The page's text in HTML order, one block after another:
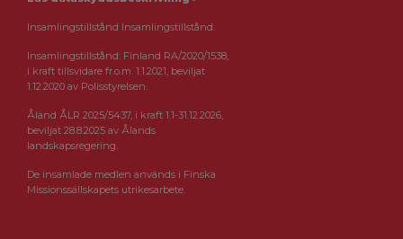
Insamlingstillstånd Insamlingstillstånd:
Insamlingstillstånd: Finland RA/2020/1538,
i kraft tillsvidare fr.o.m. 1.1.2021, beviljat
1.12.2020 av Polisstyrelsen.
Åland ÅLR 2025/5437, i kraft 1.1-31.12.2026,
beviljat 28.8.2025 av Ålands
landskapsregering.
De insamlade medlen används i Finska
Missionssällskapets utrikesarbete.